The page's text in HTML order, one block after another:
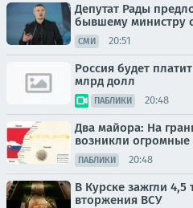
Депутат Рады
бывшему министру
СМИ 20:51
Россия будет
млрд долл
ПАБЛИКИ 20:48
Два майора: На
возникли огромные
ПАБЛИКИ 20:48
В Курске зажгли
вторжения ВСУ